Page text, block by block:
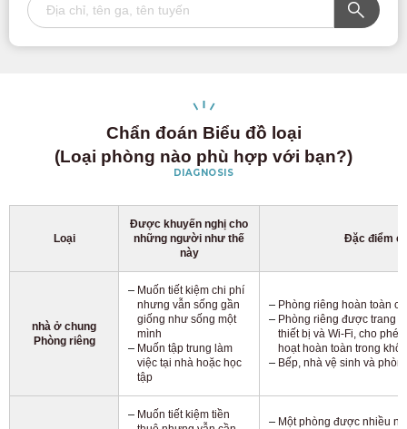
Chẩn đoán Biểu đồ loại
(Loại phòng nào phù hợp với bạn?)
DIAGNOSIS
Loại
Được khuyến nghị cho
những người như thế
này
Đặc điểm
nhà ở chung
Phòng riêng
Muốn tiết kiệm chi phí
nhưng vẫn sống gần
giống như sống một
mình
Muốn tập trung làm
việc tại nhà hoặc học
tập
Phòng riêng hoàn toàn
Phòng riêng được trang
thiết bị và Wi-Fi, cho
hoạt hoàn toàn trong
Bếp, nhà vệ sinh và
Muốn tiết kiệm tiền
Một phòng được nhiều